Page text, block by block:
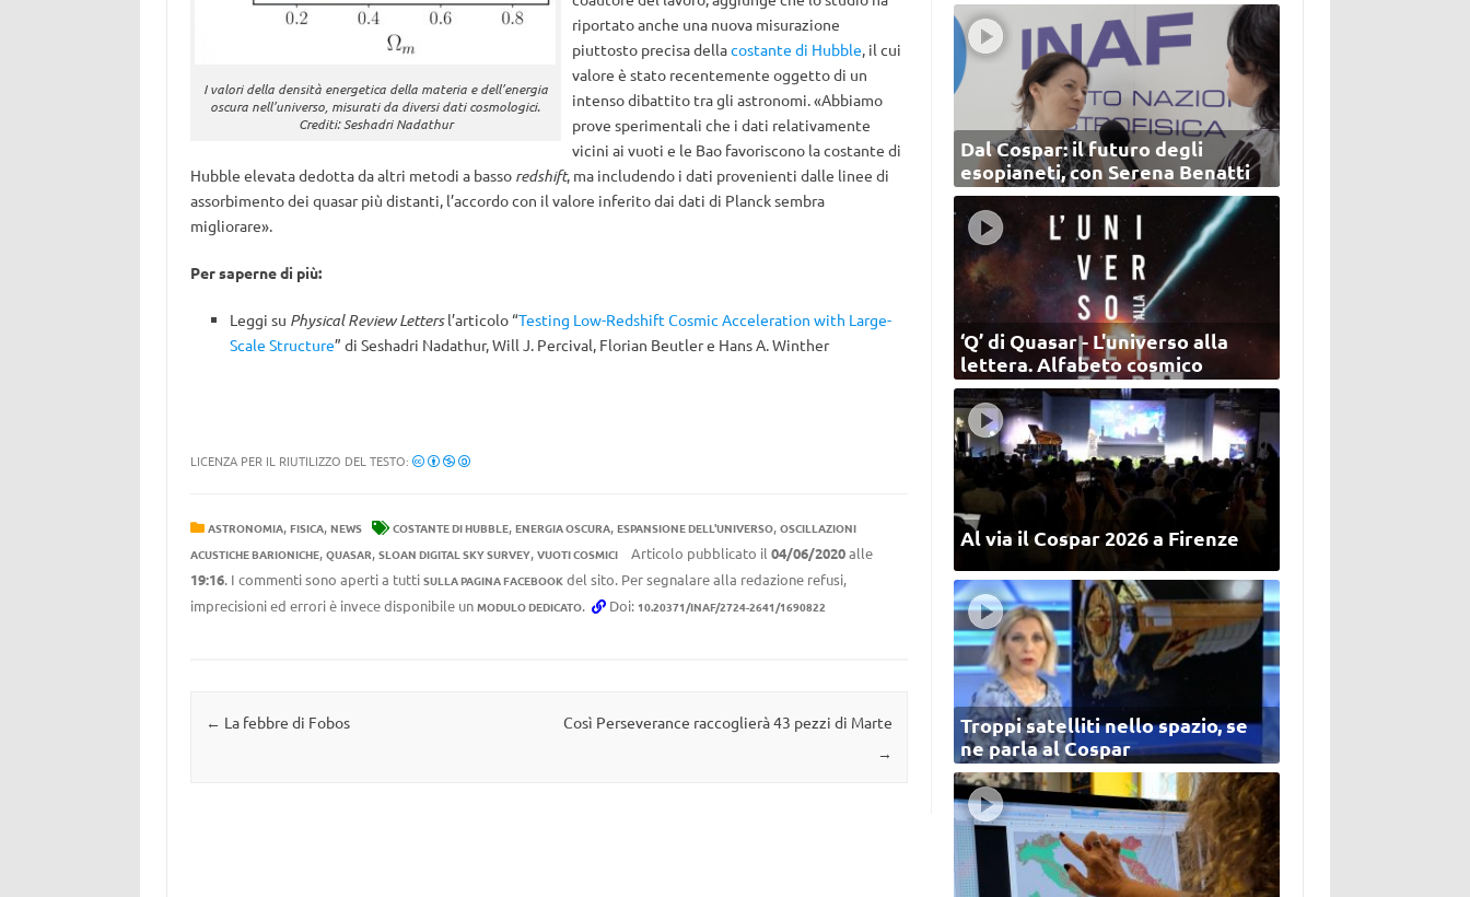
I valori della densità energetica della materia e dell’energia
oscura nell’universo, misurati da diversi dati cosmologici.
Crediti: Seshadri Nadathur
riportato anche una nuova misurazione
piuttosto precisa dellacostante di Hubble, il cui
valore è stato recentemente oggetto di un
intenso dibattito tra gli astronomi. «Abbiamo
prove sperimentali che i dati relativamente
vicini ai vuoti e le Bao favoriscono la costante di
Hubble elevata dedotta da altri metodi a basso redshift, ma includendo i dati provenienti dalle linee di
assorbimento dei quasar più distanti, l’accordo con il valore inferito dai dati di Planck sembra
migliorare».
Per saperne di più:
Leggi su Physical Review Lettersl’articolo “Testing Low-Redshift Cosmic Acceleration with Large-
Scale Structure” di Seshadri Nadathur, Will J. Percival, Florian Beutler e Hans A. Winther
LICENZA PER IL RIUTILIZZO DEL TESTO:
ASTRONOMIA, FISICA, NEWS COSTANTE DI HUBBLE, ENERGIA OSCURA, ESPANSIONE DELL'UNIVERSO, OSCILLAZIONI
ACUSTICHE BARIONICHE, QUASAR, SLOAN DIGITAL SKY SURVEY, VUOTI COSMICI Articolo pubblicato il 04/06/2020alle
19:16. I commenti sono aperti a tutti SULLA PAGINA FACEBOOKdel sito. Per segnalare alla redazione refusi,
imprecisioni ed errori è invece disponibile un MODULO DEDICATO. Doi: 10.20371/INAF/2724-2641/1690822
Navigazione articolo
← La febbre di Fobos
Così Perseverance raccoglierà 43 pezzi di Marte
→
Dal Cospar: il futuro degli
esopianeti, con Serena Benatti
‘Q’ di Quasar - L'universo alla
lettera. Alfabeto cosmico
Al via il Cospar 2026 a Firenze
Troppi satelliti nello spazio, se
ne parla al Cospar